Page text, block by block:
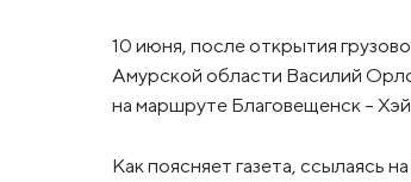
10 июня, после открытия
Амурской области Василий
на маршруте Благовещенск –
Как поясняет газета, ссылаясь